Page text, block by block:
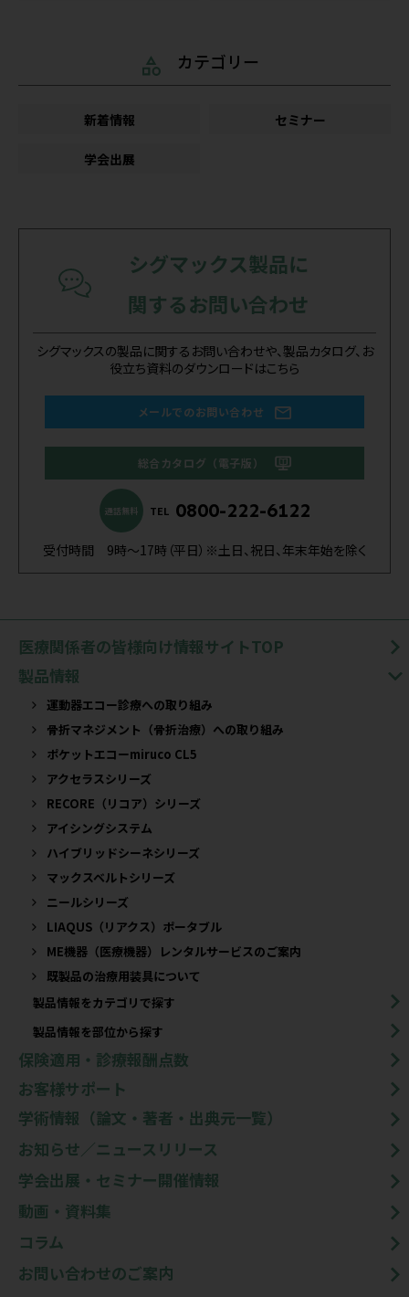
カテゴリー
新着情報 セミナー
学会出展
シグマックス製品に
関するお問い合わせ
シグマックスの製品に関するお問い合わせや、製品カタログ、お
役立ち資料のダウンロードはこちら
メールでのお問い合わせ
総合カタログ（電子版）
通話無料 TEL 0800-222-6122
受付時間 9時～17時（平日）※土日、祝日、年末年始を除く
医療関係者の皆様向け情報サイトTOP
製品情報
運動器エコー診療への取り組み
骨折マネジメント（骨折治療）への取り組み
ポケットエコーmiruco CL5
アクセラスシリーズ
RECORE（リコア）シリーズ
アイシングシステム
ハイブリッドシーネシリーズ
マックスベルトシリーズ
ニールシリーズ
LIAQUS（リアクス）ポータブル
ME機器（医療機器）レンタルサービスのご案内
既製品の治療用装具について​
製品情報をカテゴリで探す
製品情報を部位から探す
保険適用・診療報酬点数
お客様サポート
学術情報（論文・著者・出典元一覧）
お知らせ／ニュースリリース
学会出展・セミナー開催情報
動画・資料集
コラム
お問い合わせのご案内